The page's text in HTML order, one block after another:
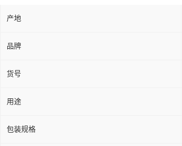
产地
品牌
货号
用途
包装规格